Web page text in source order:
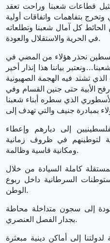
قطاعات شعبنا وراحت تعقد
وتخرج بتفاهمات واتفاقات أولية
كل آمال شعبنا وتطلعاته
في الحرية والاستقلال والعودة.
فلسطين نحذر هؤلاء من المضي في
بياننا هذا إنذار أخير
تشتد فيه الهجمة الصهيونية
الأبية حتى جنين القسام وفي
الذي سطره أبناء شعبنا
إلى ديارهم وإعطاء
لتوطينهم في ظروف زمانية
ومكانية قاسية وظالمة.
كاملة السيادة من خلال
السرطانية داخل ربوع
الوطن.
إلى سجون متداخلة محاطة
بجدار الفصل العنصري.
إلى أماكن دينية مبعثرة